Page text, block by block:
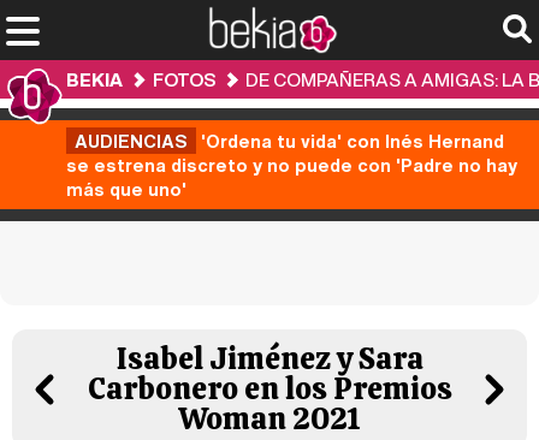
BEKIA FOTOS DE COMPAÑERAS A AMIGAS: LA
AUDIENCIAS 'Ordena tu vida' con Inés Hernand
se estrena discreto y no puede con 'Padre no hay
más que uno'
Isabel Jiménez y Sara
Carbonero en los Premios
Woman 2021